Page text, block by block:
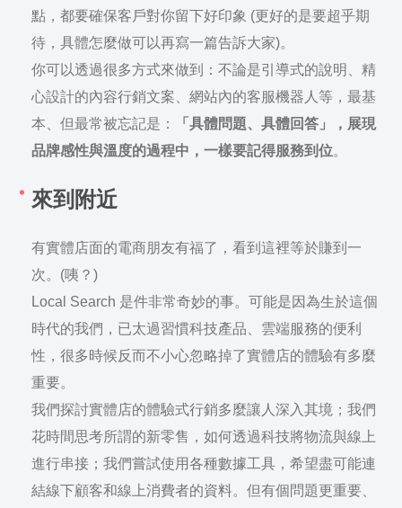
點，都要確保客戶對你留下好印象 (更好的是要超乎期
待，具體怎麼做可以再寫一篇告訴大家)。
你可以透過很多方式來做到：不論是引導式的說明、精
心設計的內容行銷文案、網站內的客服機器人等，最基
本、但最常被忘記是：
「具體問題、具體回答」，展現
品牌感性與溫度的過程中，一樣要記得服務到位。
來到附近
有實體店面的電商朋友有福了，看到這裡等於賺到一
次。(咦？)
Local Search 是件非常奇妙的事。可能是因為生於這個
時代的我們，已太過習慣科技產品、雲端服務的便利
性，很多時候反而不小心忽略掉了實體店的體驗有多麼
重要。
我們探討實體店的體驗式行銷多麼讓人深入其境；我們
花時間思考所謂的新零售，如何透過科技將物流與線上
進行串接；我們嘗試使用各種數據工具，希望盡可能連
結線下顧客和線上消費者的資料。但有個問題更重要、